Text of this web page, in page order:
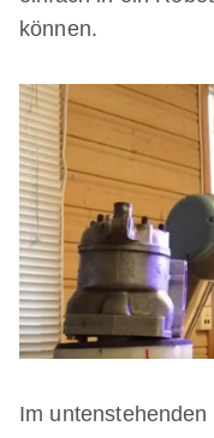
können.
Im